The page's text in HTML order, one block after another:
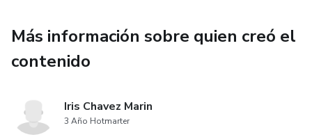
Más información sobre quien creó el
contenido
Iris Chavez Marin
3 Año Hotmarter